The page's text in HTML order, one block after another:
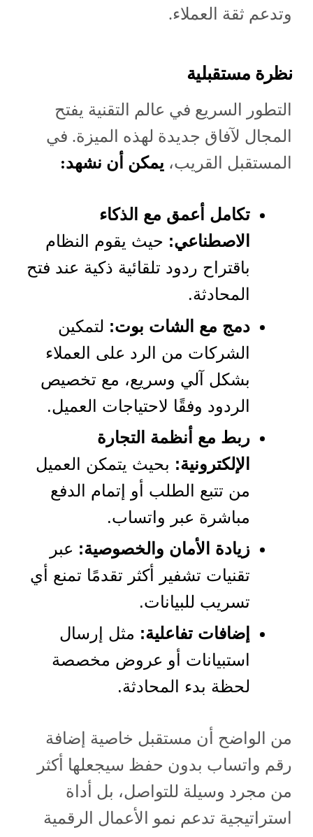
وتدعم ثقة العملاء.
نظرة مستقبلية
التطور السريع في عالم التقنية يفتح
المجال لآفاق جديدة لهذه الميزة. في
المستقبل القريب، يمكن أن نشهد:
تكامل أعمق مع الذكاء
الاصطناعي: حيث يقوم النظام
باقتراح ردود تلقائية ذكية عند فتح
المحادثة.
دمج مع الشات بوت: لتمكين
الشركات من الرد على العملاء
بشكل آلي وسريع، مع تخصيص
الردود وفقًا لاحتياجات العميل.
ربط مع أنظمة التجارة
الإلكترونية: بحيث يتمكن العميل
من تتبع الطلب أو إتمام الدفع
مباشرة عبر واتساب.
زيادة الأمان والخصوصية: عبر
تقنيات تشفير أكثر تقدمًا تمنع أي
تسريب للبيانات.
إضافات تفاعلية: مثل إرسال
استبيانات أو عروض مخصصة
لحظة بدء المحادثة.
من الواضح أن مستقبل خاصية إضافة
رقم واتساب بدون حفظ سيجعلها أكثر
من مجرد وسيلة للتواصل، بل أداة
استراتيجية تدعم نمو الأعمال الرقمية